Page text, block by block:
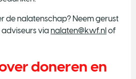
de nalatenschap? Neem gerust
via nalaten@kwf.nlof
doneren en